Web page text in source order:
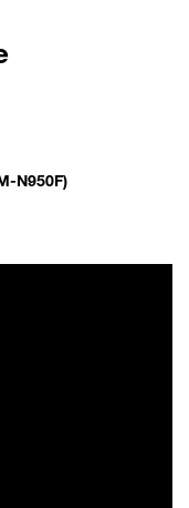
N950F)
sur votre mobile